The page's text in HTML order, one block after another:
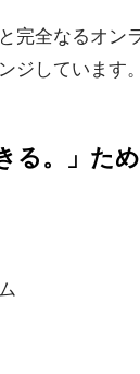
完全なるオン
ジしています。
る。」た